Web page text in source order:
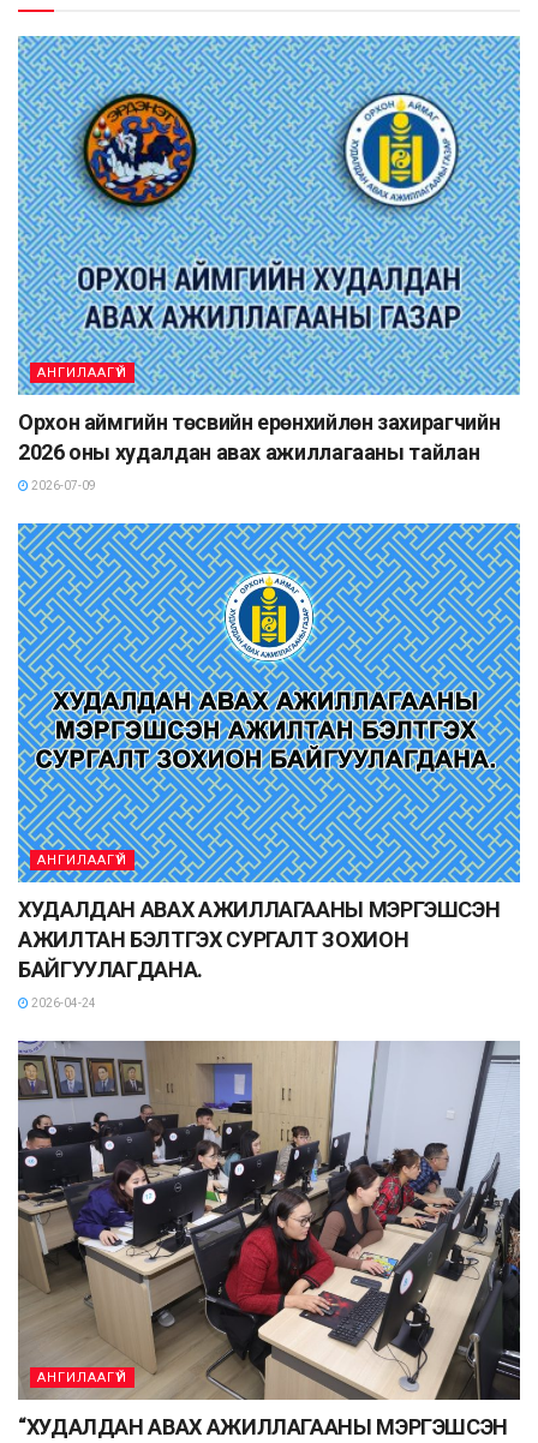
АНГИЛААГҮЙ
Орхон аймгийн төсвийн ерөнхийлөн захирагчийн
2026 оны худалдан авах ажиллагааны тайлан
2026-07-09
АНГИЛААГҮЙ
ХУДАЛДАН АВАХ АЖИЛЛАГААНЫ МЭРГЭШСЭН
АЖИЛТАН БЭЛТГЭХ СУРГАЛТ ЗОХИОН
БАЙГУУЛАГДАНА.
2026-04-24
АНГИЛААГҮЙ
“ХУДАЛДАН АВАХ АЖИЛЛАГААНЫ МЭРГЭШСЭН